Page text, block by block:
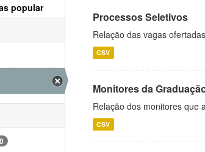
popular
Processos Seletivos
Relação das vagas
CSV
Monitores da
Relação dos monitores que
CSV